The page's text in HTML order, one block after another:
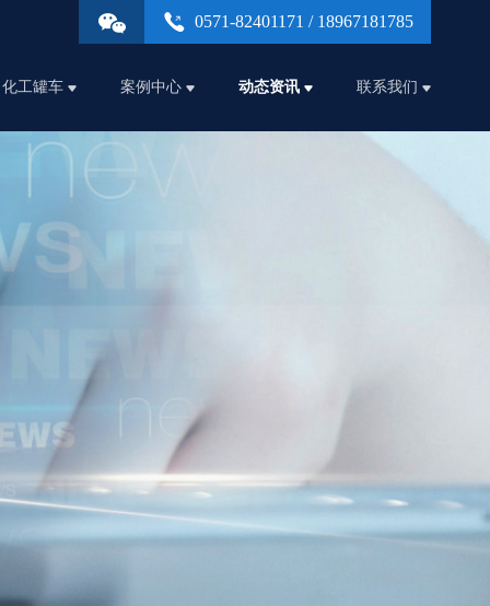
0571-82401171 / 18967181785
化工罐车 案例中心 动态资讯 联系我们